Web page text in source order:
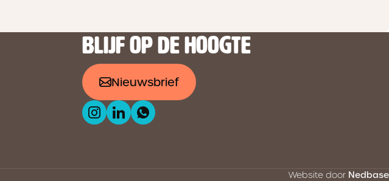
BLIJF OP DE HOOGTE
Nieuwsbrief
Website door Nedbase